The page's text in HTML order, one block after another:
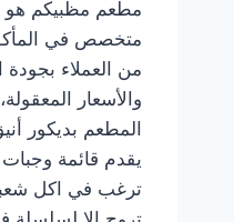
مطعم مظبيكم
متخصص في
من العملاء بجودة
والأسعار
المطعم بديكور
يقدم قائمة
ترغب في اكل